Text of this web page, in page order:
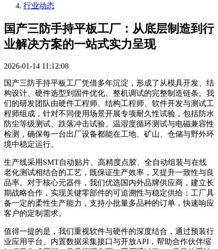
行业动态
国产三防手持平板工厂：从底层制造到行
业解决方案的一站式实力呈现
2026-01-14 11:12:08
国产三防手持平板工厂凭借多年沉淀，形成了从模具开发、结
构设计、硬件选型到固件优化、整机调试的完整制造链条。我
们的研发团队由硬件工程师、结构工程师、软件开发与测试工
程师组成，针对不同使用场景开展专项耐久性试验，包括防水
防尘等级测试、跌落冲击试验、温湿度循环测试与电磁兼容性
检测，确保每一台出厂设备都能在工地、矿山、仓储与野外环
境中稳定运行。
生产线采用SMT自动贴片、高精度点胶、全自动组装与在线
老化测试相结合的工艺，既保证生产效率，又提升一致性与良
品率。对于核心元器件，我们优选国内外品牌供应商，建立长
期战略合作，实现关键零部件的可追溯性与稳定供给；工厂具
备一定的柔性生产能力，支持小批量多品种的订单，快速响应
客户的定制需求。
值得一提的是，我们重视软件与硬件的深度结合，通过预装行
业应用平台、内置数据采集接口与开放API，帮助合作伙伴缩